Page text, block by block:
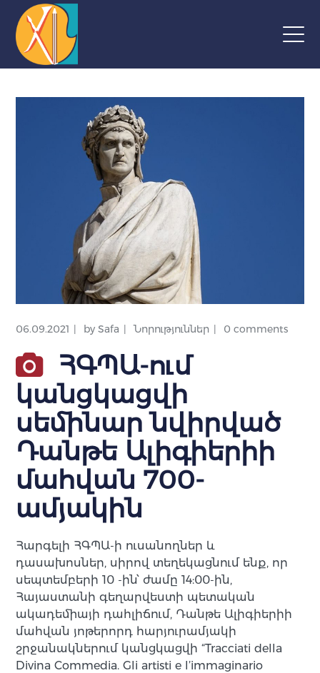
06.09.2021 bySafa Նորություններ 0 comments
ՀԳՊԱ-ում
կանցկացվի
սեմինար նվիրված
Դանթե Ալիգիերիի
մահվան 700-
ամյակին
Հարգելի ՀԳՊԱ-ի ուսանողներ և
դասախոսներ, սիրով տեղեկացնում ենք, որ
սեպտեմբերի 10 -ին՝ ժամը 14:00-ին,
Հայաստանի գեղարվեստի պետական
ակադեմիայի դահլիճում, Դանթե Ալիգիերիի
մահվան յոթերորդ հարյուրամյակի
շրջանակներում կանցկացվի “Tracciati della
Divina Commedia. Gli artisti e l’immaginario